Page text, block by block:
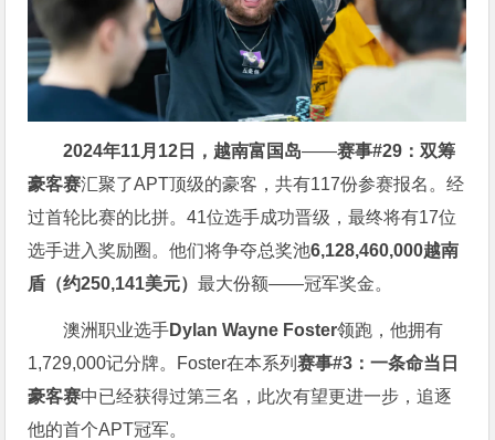
2024年11月12日，越南富国岛——赛事#29：双筹
豪客赛汇聚了APT顶级的豪客，共有117份参赛报名。经
过首轮比赛的比拼。41位选手成功晋级，最终将有17位
选手进入奖励圈。他们将争夺总奖池6,128,460,000越南
盾（约250,141美元）最大份额——冠军奖金。
澳洲职业选手Dylan Wayne Foster领跑，他拥有
1,729,000记分牌。Foster在本系列赛事#3：一条命当日
豪客赛中已经获得过第三名，此次有望更进一步，追逐
他的首个APT冠军。